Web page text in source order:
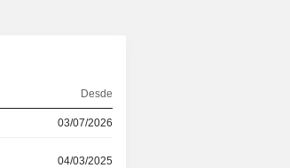
Desde
03/07/2026
04/03/2025